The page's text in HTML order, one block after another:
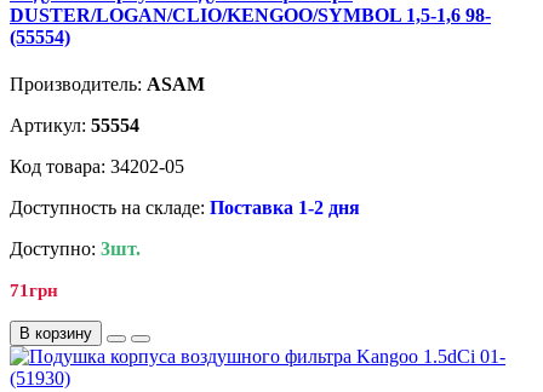
DUSTER/LOGAN/CLIO/KENGOO/SYMBOL 1,5-1,6 98-
(55554)
Производитель: ASAM
Артикул: 55554
Код товара: 34202-05
Доступность на складе: Поставка 1-2 дня
Доступно: 3шт.
71грн
В корзину